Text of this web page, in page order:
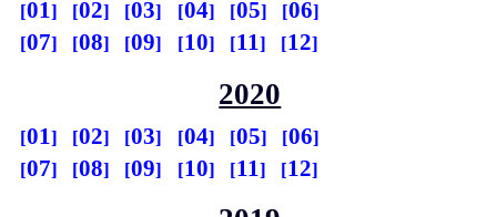
01 02 03 04 05
06
07
08 09 10 11 12
2020
01 02 03 04 05
06
07
08 09 10 11 12